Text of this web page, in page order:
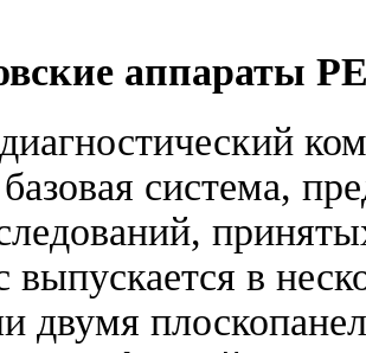
аппараты
система,
выпускается в
двумя